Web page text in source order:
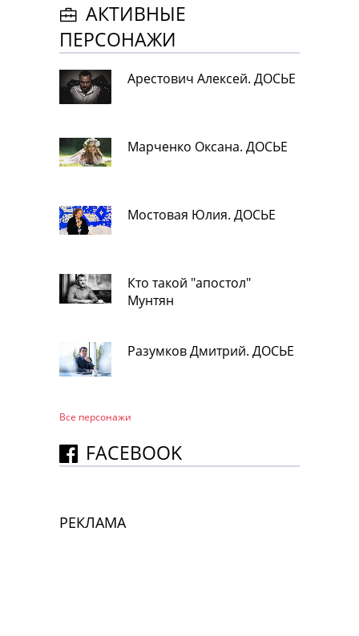
АКТИВНЫЕ
ПЕРСОНАЖИ
Арестович Алексей. ДОСЬЕ
Марченко Оксана. ДОСЬЕ
Мостовая Юлия. ДОСЬЕ
Кто такой "апостол"
Мунтян
Разумков Дмитрий. ДОСЬЕ
Все персонажи
FACEBOOK
РЕКЛАМА